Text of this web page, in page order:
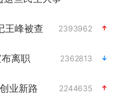
王峰被查 2393962
离职 2362813
业新路 2244635